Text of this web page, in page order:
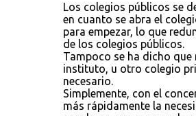
Los colegios públicos se
en cuanto se abra el
para empezar, lo que
de los colegios públicos.
Tampoco se ha dicho que
instituto, u otro colegio
necesario.
Simplemente, con el
más rápidamente la